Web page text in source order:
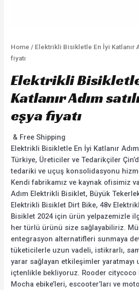
Home / Elektrikli Bisikletle En İyi Katlanır
fiyatı
Elektrikli
Katlanır Adım
eşya fiyatı
& Free Shipping
Elektrikli Bisikletle En İyi Katlanır
Türkiye, Üreticiler ve Tedarikçiler
tedariki ve uçuş konsolidasyonu
Kendi fabrikamız ve kaynak ofisimiz
Adım Elektrikli Bisiklet, Büyük
Elektrikli Bisiklet Dirt Bike, 48v
Bisiklet 2024 için ürün yelpazemizle
her türlü ürünü size sağlayabiliriz.
entegrasyon alternatifleri sunmaya
tüketicilerle uzun vadeli, istikrarlı,
yarar sağlayan etkileşimler yaratmayı
içtenlikle bekliyoruz. Rooder
Mocha ebike’leri, escooter’ları ve